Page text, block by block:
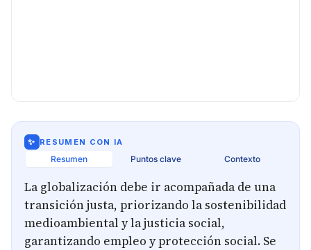
✨ RESUMEN CON IA
Resumen Puntos clave Contexto
La globalización debe ir acompañada de una
transición justa, priorizando la sostenibilidad
medioambiental y la justicia social,
garantizando empleo y protección social. Se